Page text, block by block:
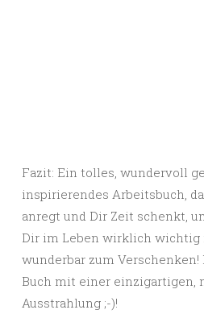
Fazit: Ein tolles, wundervoll
inspirierendes Arbeitsbuch,
anregt und Dir Zeit schenkt,
Dir im Leben wirklich wichtig
wunderbar zum Verschenken!
Buch mit einer einzigartigen,
Ausstrahlung ;-)!